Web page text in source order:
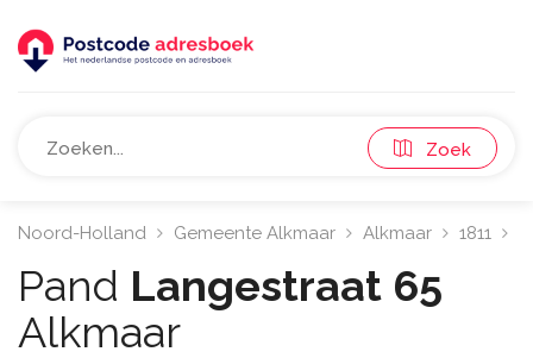
Zoek
Noord-Holland Gemeente Alkmaar Alkmaar 1811
Pand Langestraat 65
Alkmaar